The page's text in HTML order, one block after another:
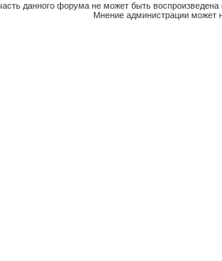
данного форума не может быть
Мнение администрации может